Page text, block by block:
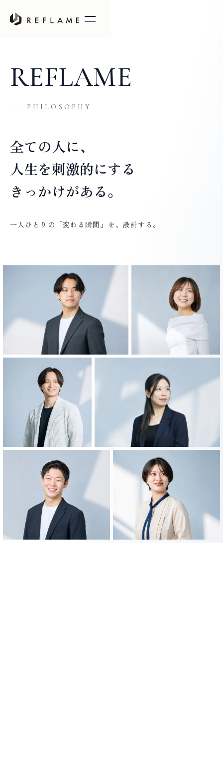
REFLAME
PHILOSOPHY
全ての人に、
人生を刺激的にす る
き っ かけがあ る。
一人ひとりの「変わる瞬間」を、設計する。